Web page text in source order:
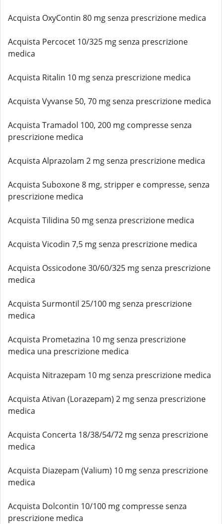
Acquista OxyContin 80 mg senza prescrizione medica
Acquista Percocet 10/325 mg senza prescrizione
medica
Acquista Ritalin 10 mg senza prescrizione medica
Acquista Vyvanse 50, 70 mg senza prescrizione medica
Acquista Tramadol 100, 200 mg compresse senza
prescrizione medica
Acquista Alprazolam 2 mg senza prescrizione medica
Acquista Suboxone 8 mg, stripper e compresse, senza
prescrizione medica
Acquista Tilidina 50 mg senza prescrizione medica
Acquista Vicodin 7,5 mg senza prescrizione medica
Acquista Ossicodone 30/60/325 mg senza prescrizione
medica
Acquista Surmontil 25/100 mg senza prescrizione
medica
Acquista Prometazina 10 mg senza prescrizione
medica una prescrizione medica
Acquista Nitrazepam 10 mg senza prescrizione medica
Acquista Ativan (Lorazepam) 2 mg senza prescrizione
medica
Acquista Concerta 18/38/54/72 mg senza prescrizione
medica
Acquista Diazepam (Valium) 10 mg senza prescrizione
medica
Acquista Dolcontin 10/100 mg compresse senza
prescrizione medica